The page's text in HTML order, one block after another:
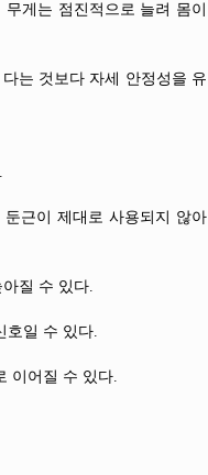
게는 점진적으로 늘려 몸이
는 것보다 자세 안정성을 유
근이 제대로 사용되지 않아
질 수 있다.
호일 수 있다.
이어질 수 있다.